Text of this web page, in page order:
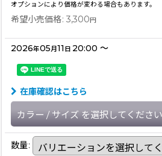
オプションにより価格が変わる場合もあります。
希望小売価格: 3,300円
2026年05月 11日 20:00 ～
在庫確認はこちら
カラー / サイズ を選択してください
数量: